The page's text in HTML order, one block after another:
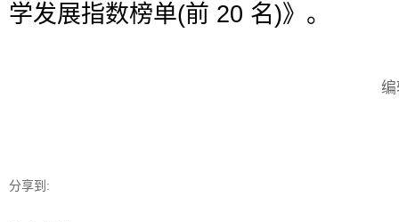
学发展指数榜单(前 20 名)》。
分享到: